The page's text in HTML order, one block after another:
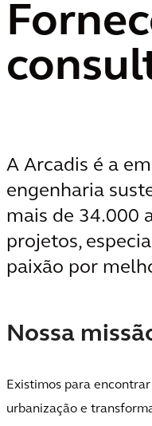
A Arcadis é a
engenharia
mais de 34.000
projetos,
paixão por
Nossa
Existimos para
urbanização e